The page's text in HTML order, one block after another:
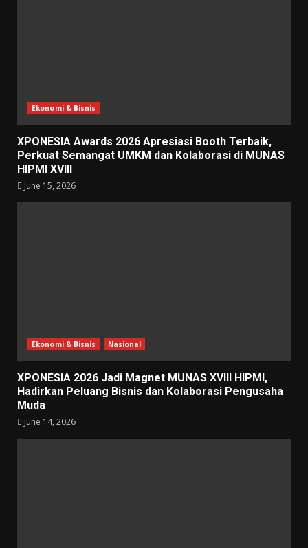
Ekonomi & Bisnis
XPONESIA Awards 2026 Apresiasi Booth Terbaik,
Perkuat Semangat UMKM dan Kolaborasi di MUNAS
HIPMI XVIII
June 15, 2026
Ekonomi & Bisnis Nasional
XPONESIA 2026 Jadi Magnet MUNAS XVIII HIPMI,
Hadirkan Peluang Bisnis dan Kolaborasi Pengusaha
Muda
June 14, 2026